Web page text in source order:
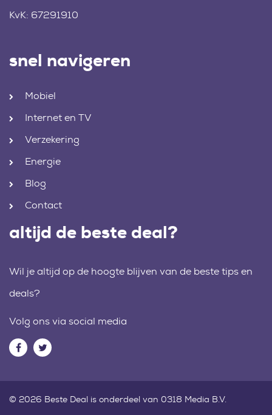
KvK: 67291910
snel navigeren
Mobiel
Internet en TV
Verzekering
Energie
Blog
Contact
altijd de beste deal?
Wil je altijd op de hoogte blijven van de beste tips en
deals?
Volg ons via social media
© 2026 Beste Deal is onderdeel van 0318 Media B.V.